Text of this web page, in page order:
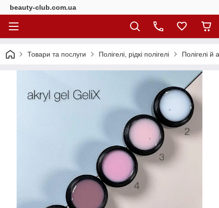
beauty-club.com.ua
Товари та послуги Полігелі, рідкі полігелі Полігелі й